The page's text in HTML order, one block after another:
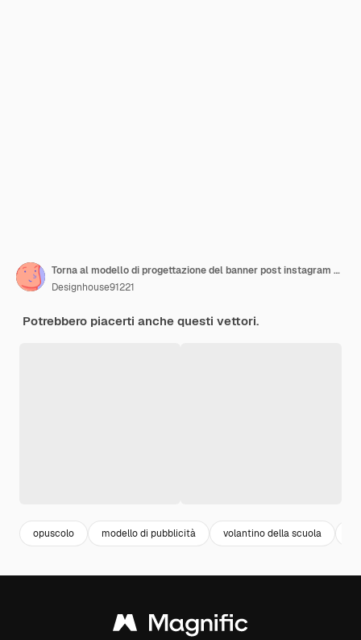
Torna al modello di progettazione del banner post instagram dei social media della piazza di ammissione alla scuola
Designhouse91221
Potrebbero piacerti anche questi vettori.
opuscolo modello di pubblicità volantino della scuola